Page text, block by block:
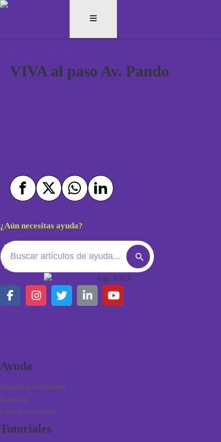
VIVA al paso Av. Pando
¿Aún necesitas ayuda?
Search
for:
Search
Button
Ayuda
Preguntas Frecuentes
Roaming
Lo más consultado
Tutoriales